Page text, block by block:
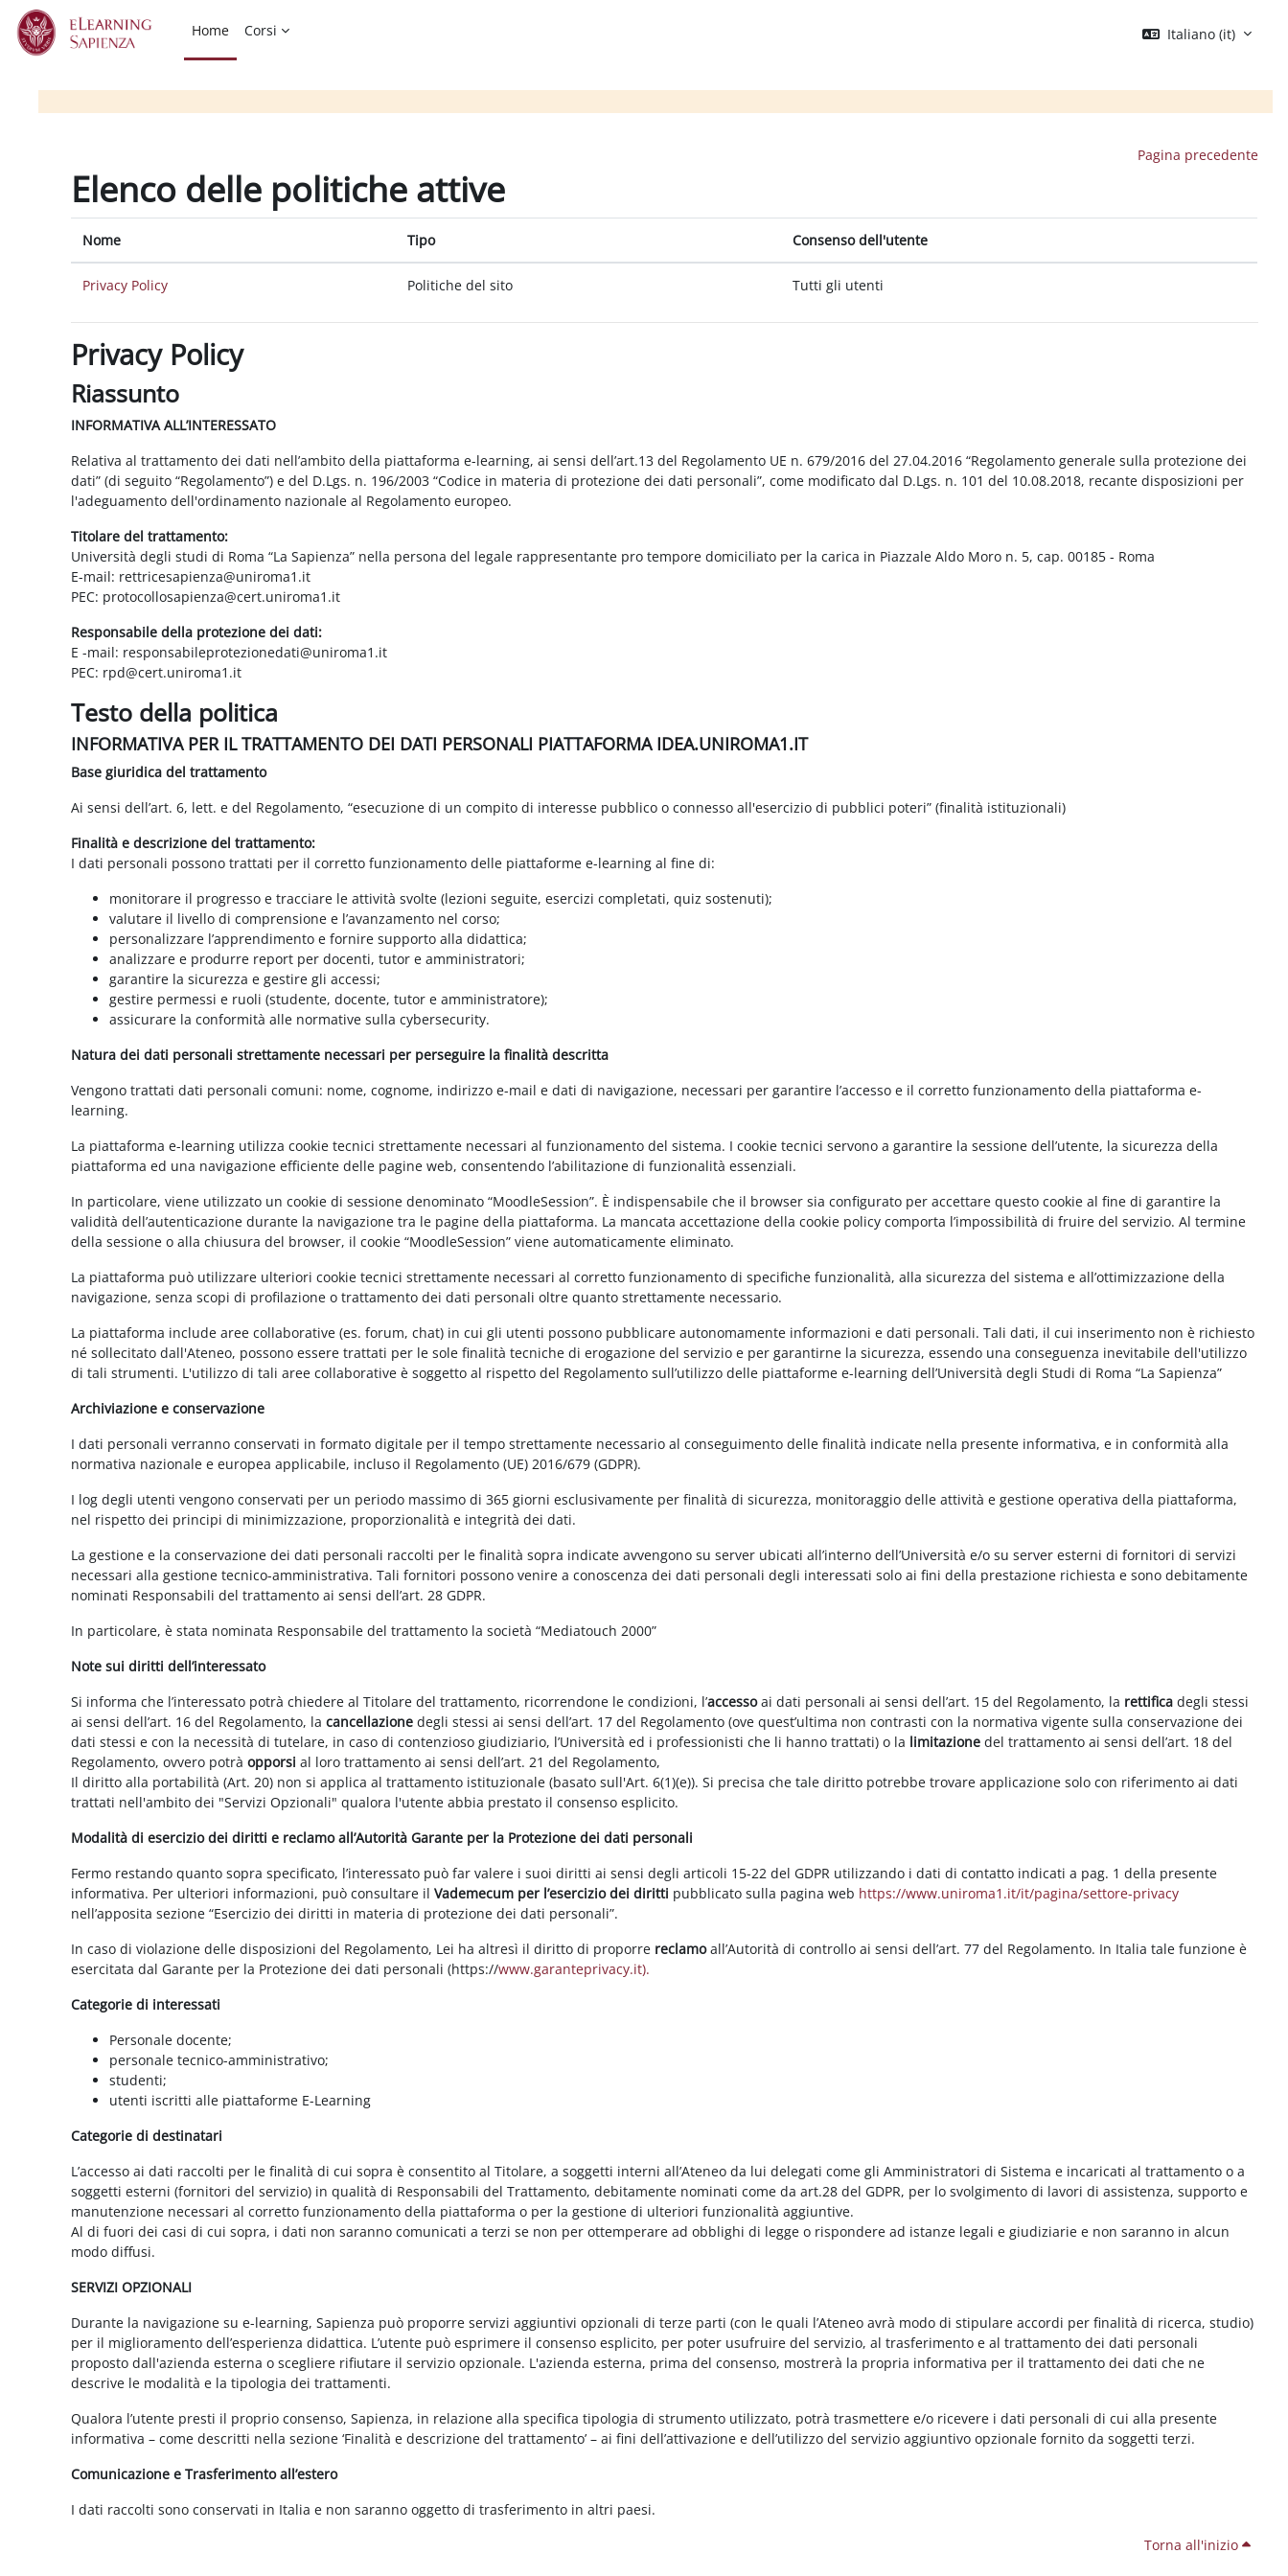
Vai al contenuto principale
Home
Corsi Italiano ‎(it)‎
Pagina precedente
Elenco delle politiche attive
Nome Tipo Consenso dell'utente
Privacy Policy Politiche del sito Tutti gli utenti
Privacy Policy
Riassunto
INFORMATIVA ALL’INTERESSATO
Relativa al trattamento dei dati nell’ambito della piattaforma e-learning, ai sensi dell’art.13 del Regolamento UE n. 679/2016 del 27.04.2016 “Regolamento generale sulla protezione dei
dati” (di seguito “Regolamento”) e del D.Lgs. n. 196/2003 “Codice in materia di protezione dei dati personali”, come modificato dal D.Lgs. n. 101 del 10.08.2018, recante disposizioni per
l'adeguamento dell'ordinamento nazionale al Regolamento europeo.
Titolare del trattamento:
Università degli studi di Roma “La Sapienza” nella persona del legale rappresentante pro tempore domiciliato per la carica in Piazzale Aldo Moro n. 5, cap. 00185 - Roma
E-mail: rettricesapienza@uniroma1.it
PEC: protocollosapienza@cert.uniroma1.it
Responsabile della protezione dei dati:
E -mail: responsabileprotezionedati@uniroma1.it
PEC: rpd@cert.uniroma1.it
Testo della politica
INFORMATIVA PER IL TRATTAMENTO DEI DATI PERSONALI PIATTAFORMA IDEA.UNIROMA1.IT
Base giuridica del trattamento
Ai sensi dell’art. 6, lett. e del Regolamento, “esecuzione di un compito di interesse pubblico o connesso all'esercizio di pubblici poteri” (finalità istituzionali)
Finalità e descrizione del trattamento:
I dati personali possono trattati per il corretto funzionamento delle piattaforme e-learning al fine di:
monitorare il progresso e tracciare le attività svolte (lezioni seguite, esercizi completati, quiz sostenuti);
valutare il livello di comprensione e l’avanzamento nel corso;
personalizzare l’apprendimento e fornire supporto alla didattica;
analizzare e produrre report per docenti, tutor e amministratori;
garantire la sicurezza e gestire gli accessi;
gestire permessi e ruoli (studente, docente, tutor e amministratore);
assicurare la conformità alle normative sulla cybersecurity.
Natura dei dati personali strettamente necessari per perseguire la finalità descritta
Vengono trattati dati personali comuni: nome, cognome, indirizzo e-mail e dati di navigazione, necessari per garantire l’accesso e il corretto funzionamento della piattaforma e-
learning.
La piattaforma e-learning utilizza cookie tecnici strettamente necessari al funzionamento del sistema. I cookie tecnici servono a garantire la sessione dell’utente, la sicurezza della
piattaforma ed una navigazione efficiente delle pagine web, consentendo l’abilitazione di funzionalità essenziali.
In particolare, viene utilizzato un cookie di sessione denominato “MoodleSession”. È indispensabile che il browser sia configurato per accettare questo cookie al fine di garantire la
validità dell’autenticazione durante la navigazione tra le pagine della piattaforma. La mancata accettazione della cookie policy comporta l’impossibilità di fruire del servizio. Al termine
della sessione o alla chiusura del browser, il cookie “MoodleSession” viene automaticamente eliminato.
La piattaforma può utilizzare ulteriori cookie tecnici strettamente necessari al corretto funzionamento di specifiche funzionalità, alla sicurezza del sistema e all’ottimizzazione della
navigazione, senza scopi di profilazione o trattamento dei dati personali oltre quanto strettamente necessario.
La piattaforma include aree collaborative (es. forum, chat) in cui gli utenti possono pubblicare autonomamente informazioni e dati personali. Tali dati, il cui inserimento non è richiesto
né sollecitato dall'Ateneo, possono essere trattati per le sole finalità tecniche di erogazione del servizio e per garantirne la sicurezza, essendo una conseguenza inevitabile dell'utilizzo
di tali strumenti. L'utilizzo di tali aree collaborative è soggetto al rispetto del Regolamento sull’utilizzo delle piattaforme e-learning dell’Università degli Studi di Roma “La Sapienza”
Archiviazione e conservazione
I dati personali verranno conservati in formato digitale per il tempo strettamente necessario al conseguimento delle finalità indicate nella presente informativa, e in conformità alla
normativa nazionale e europea applicabile, incluso il Regolamento (UE) 2016/679 (GDPR).
I log degli utenti vengono conservati per un periodo massimo di 365 giorni esclusivamente per finalità di sicurezza, monitoraggio delle attività e gestione operativa della piattaforma,
nel rispetto dei principi di minimizzazione, proporzionalità e integrità dei dati.
La gestione e la conservazione dei dati personali raccolti per le finalità sopra indicate avvengono su server ubicati all’interno dell’Università e/o su server esterni di fornitori di servizi
necessari alla gestione tecnico-amministrativa. Tali fornitori possono venire a conoscenza dei dati personali degli interessati solo ai fini della prestazione richiesta e sono debitamente
nominati Responsabili del trattamento ai sensi dell’art. 28 GDPR.
In particolare, è stata nominata Responsabile del trattamento la società “Mediatouch 2000”
Note sui diritti dell’interessato
Si informa che l’interessato potrà chiedere al Titolare del trattamento, ricorrendone le condizioni, l’accessoai dati personali ai sensi dell’art. 15 del Regolamento, la rettificadegli stessi
ai sensi dell’art. 16 del Regolamento, lacancellazione degli stessi ai sensi dell’art. 17 del Regolamento (ove quest’ultima non contrasti con la normativa vigente sulla conservazione dei
dati stessi e con la necessità di tutelare, in caso di contenzioso giudiziario, l’Università ed i professionisti che li hanno trattati) o la limitazione del trattamento ai sensi dell’art. 18 del
Regolamento, ovvero potràopporsi al loro trattamento ai sensi dell’art. 21 del Regolamento,
Il diritto alla portabilità (Art. 20) non si applica al trattamento istituzionale (basato sull'Art. 6(1)(e)). Si precisa che tale diritto potrebbe trovare applicazione solo con riferimento ai dati
trattati nell'ambito dei "Servizi Opzionali" qualora l'utente abbia prestato il consenso esplicito.
Modalità di esercizio dei diritti e reclamo all’Autorità Garante per la Protezione dei dati personali
Fermo restando quanto sopra specificato, l’interessato può far valere i suoi diritti ai sensi degli articoli 15-22 del GDPR utilizzando i dati di contatto indicati a pag. 1 della presente
informativa. Per ulteriori informazioni, può consultare ilVademecum per l’esercizio dei diritti pubblicato sulla pagina web https://www.uniroma1.it/it/pagina/settore-privacy
nell’apposita sezione “Esercizio dei diritti in materia di protezione dei dati personali”.
In caso di violazione delle disposizioni del Regolamento, Lei ha altresì il diritto di proporre reclamoall’Autorità di controllo ai sensi dell’art. 77 del Regolamento. In Italia tale funzione è
esercitata dal Garante per la Protezione dei dati personali (https://www.garanteprivacy.it).
Categorie di interessati
Personale docente;
personale tecnico-amministrativo;
studenti;
utenti iscritti alle piattaforme E-Learning
Categorie di destinatari
L’accesso ai dati raccolti per le finalità di cui sopra è consentito al Titolare, a soggetti interni all’Ateneo da lui delegati come gli Amministratori di Sistema e incaricati al trattamento o a
soggetti esterni (fornitori del servizio) in qualità di Responsabili del Trattamento, debitamente nominati come da art.28 del GDPR, per lo svolgimento di lavori di assistenza, supporto e
manutenzione necessari al corretto funzionamento della piattaforma o per la gestione di ulteriori funzionalità aggiuntive.
Al di fuori dei casi di cui sopra, i dati non saranno comunicati a terzi se non per ottemperare ad obblighi di legge o rispondere ad istanze legali e giudiziarie e non saranno in alcun
modo diffusi.
SERVIZI OPZIONALI
Durante la navigazione su e-learning, Sapienza può proporre servizi aggiuntivi opzionali di terze parti (con le quali l’Ateneo avrà modo di stipulare accordi per finalità di ricerca, studio)
per il miglioramento dell’esperienza didattica. L’utente può esprimere il consenso esplicito, per poter usufruire del servizio, al trasferimento e al trattamento dei dati personali
proposto dall'azienda esterna o scegliere rifiutare il servizio opzionale. L'azienda esterna, prima del consenso, mostrerà la propria informativa per il trattamento dei dati che ne
descrive le modalità e la tipologia dei trattamenti.
Qualora l’utente presti il proprio consenso, Sapienza, in relazione alla specifica tipologia di strumento utilizzato, potrà trasmettere e/o ricevere i dati personali di cui alla presente
informativa – come descritti nella sezione ‘Finalità e descrizione del trattamento’ – ai fini dell’attivazione e dell’utilizzo del servizio aggiuntivo opzionale fornito da soggetti terzi.
Comunicazione e Trasferimento all’estero
I dati raccolti sono conservati in Italia e non saranno oggetto di trasferimento in altri paesi.
Torna all'inizio